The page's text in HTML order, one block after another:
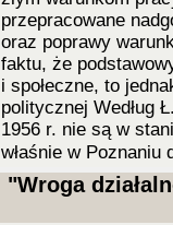
przepracowane
oraz poprawy
faktu, że
i społeczne, to
politycznej Według
1956 r. nie są w
właśnie w
"Wroga